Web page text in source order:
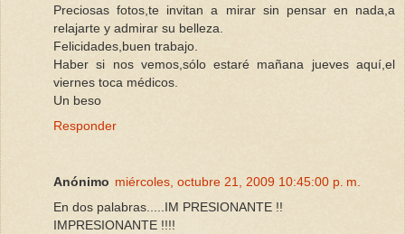
Preciosas fotos,te invitan a mirar sin pensar en nada,a
relajarte y admirar su belleza.
Felicidades,buen trabajo.
Haber si nos vemos,sólo estaré mañana jueves aquí,el
viernes toca médicos.
Un beso
Responder
Anónimo miércoles, octubre 21, 2009 10:45:00 p. m.
En dos palabras.....IM PRESIONANTE !!
IMPRESIONANTE !!!!